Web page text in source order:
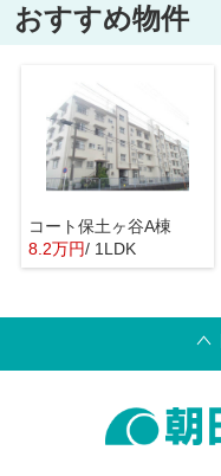
おすすめ物件
コート保土ヶ谷A棟
8.2万円/ 1LDK